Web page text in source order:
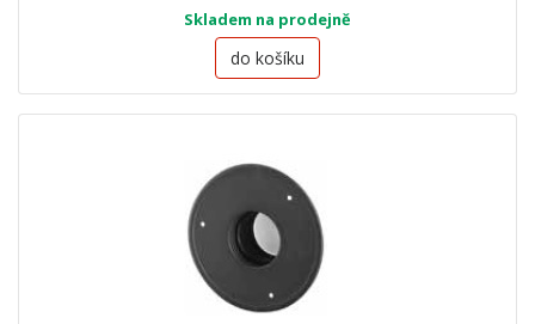
Skladem na prodejně
do košíku